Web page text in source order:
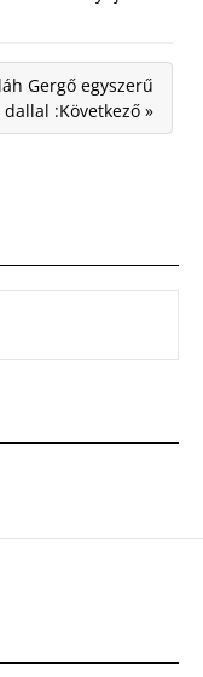
Gergő egyszerű
dallal :Következő »